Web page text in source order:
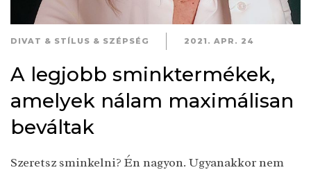
DIVAT & STÍLUS & SZÉPSÉG 2021. APR. 24
A legjobb sminktermékek,
amelyek nálam maximálisan
beváltak
Szeretsz sminkelni? Én nagyon. Ugyanakkor nem